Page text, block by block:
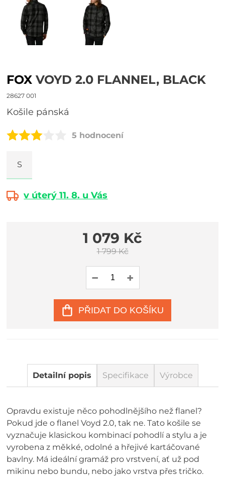
FOX VOYD 2.0 FLANNEL, BLACK
28627 001
košile pánská
5 hodnocení
S
v úterý 11. 8. u Vás
1 079 Kč
1 799 Kč
PŘIDAT DO KOŠÍKU
Detailní popis Specifikace Výrobce
Opravdu existuje něco pohodlnějšího než flanel?
Pokud jde o flanel Voyd 2.0, tak ne. Tato košile se
vyznačuje klasickou kombinací pohodlí a stylu a je
vyrobena z měkké, odolné a hřejivé kartáčované
bavlny. Má ideální gramáž pro vrstvení, ať už pod
mikinu nebo bundu, nebo jako vrstva přes tričko.